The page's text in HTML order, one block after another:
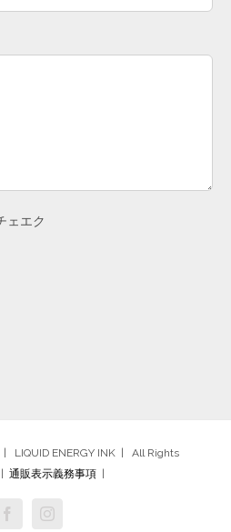
ェエク
LIQUID ENERGY INK | All Rights
通販表示義務事項|
FacebookInstagram